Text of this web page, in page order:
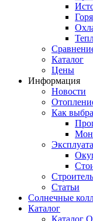
Каталог
Цены
Информация
Новости
Как
Статьи
Солнечные
Каталог
Каталог